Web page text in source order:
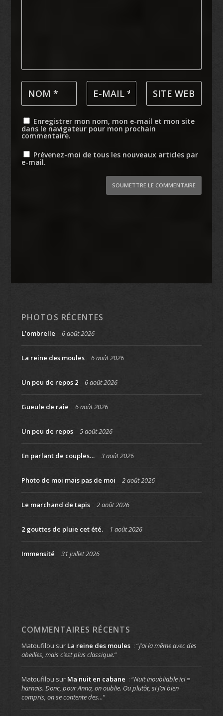
Enregistrer mon nom, mon e-mail et mon site
dans le navigateur pour mon prochain
commentaire.
Prévenez-moi de tous les nouveaux articles par
e-mail.
SOUMETTRE LE COMMENTAIRE
PHOTOS RÉCENTES
L’ombrelle 6 août 2026
La reine des moules 6 août 2026
Un peu de repos 2 6 août 2026
Gueule de raie 6 août 2026
Un peu de repos 5 août 2026
En parlant de couples… 3 août 2026
Photo de moi mais pas de moi 2 août 2026
Le marchand de tapis 2 août 2026
2 gouttes de pluie cet été. 1 août 2026
Immensité 31 juillet 2026
COMMENTAIRES RÉCENTS
Matoufilou sur La reine des moules : “J’ai la même avec des
abeilles, mais c’est plus classique.”
Matoufilou sur Ma nuit en cabane : “Nuit inoubliable ici =
harnais. Donc, pour Anna, on oublie. Ou plutôt, si j’ai bien
compris, on se contente des…”